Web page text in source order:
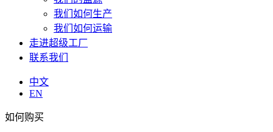
我们如何生产
我们如何运输
走进超级工厂
联系我们
中文
EN
如何购买